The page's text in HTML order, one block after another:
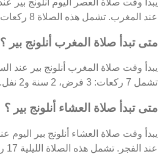
عند المغرب. تشمل هذه الصلاة 8 ركعات: 4 سنة و4 فرض.
متى تبدأ صلاة المغرب أنلونج بير ؟
تشمل 7 ركعات: 3 فرض، 2 سنة و2 نفل.
متى تبدأ صلاة العشاء أنلونج بير ؟